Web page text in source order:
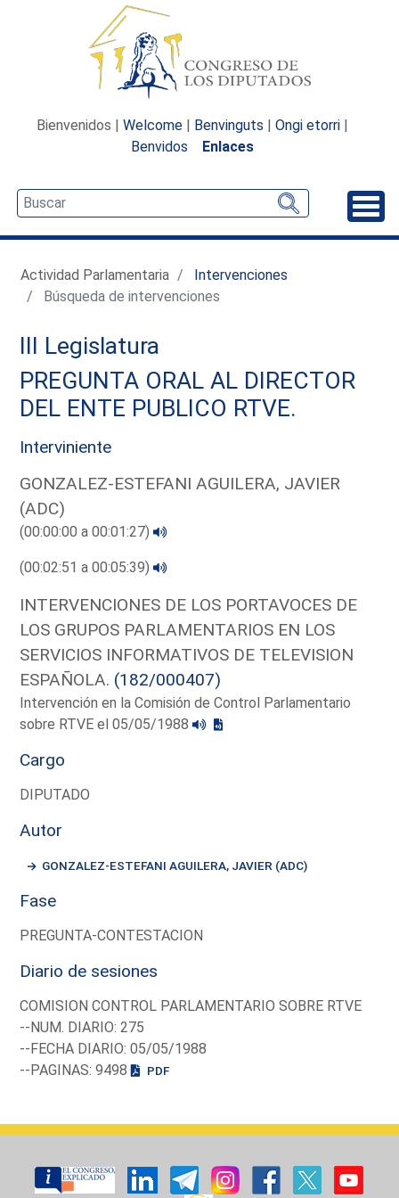
Bienvenidos | Welcome | Benvinguts | Ongi etorri |
Benvidos
Enlaces
Actividad Parlamentaria
Intervenciones
Búsqueda de intervenciones
III Legislatura
PREGUNTA ORAL AL DIRECTOR
DEL ENTE PUBLICO RTVE.
Interviniente
GONZALEZ-ESTEFANI AGUILERA, JAVIER
(ADC)
(00:00:00 a 00:01:27)
(00:02:51 a 00:05:39)
INTERVENCIONES DE LOS PORTAVOCES DE
LOS GRUPOS PARLAMENTARIOS EN LOS
SERVICIOS INFORMATIVOS DE TELEVISION
ESPAÑOLA. (182/000407)
Intervención en la Comisión de Control Parlamentario
sobre RTVE el 05/05/1988
Cargo
DIPUTADO
Autor
GONZALEZ-ESTEFANI AGUILERA, JAVIER (ADC)
Fase
PREGUNTA-CONTESTACION
Diario de sesiones
COMISION CONTROL PARLAMENTARIO SOBRE RTVE
--NUM. DIARIO: 275
--FECHA DIARIO: 05/05/1988
--PAGINAS: 9498
PDF